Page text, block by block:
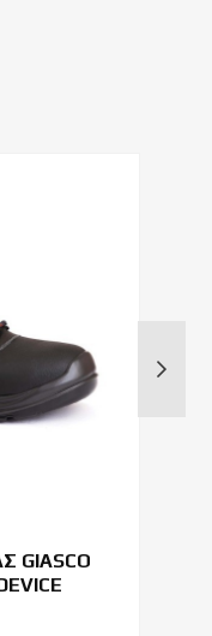
GIASCO